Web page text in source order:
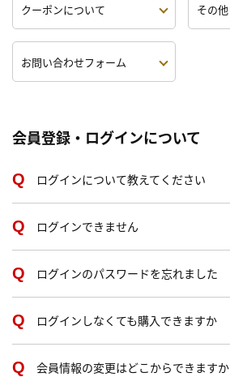
クーポンについて その他
お問い合わせフォーム
会員登録・ログインについて
ログインについて教えてください
ログインできません
ログインのパスワードを忘れました
ログインしなくても購入できますか
会員情報の変更はどこからできますか